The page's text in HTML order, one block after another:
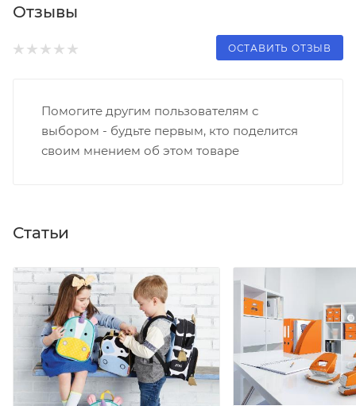
Отзывы
ОСТАВИТЬ ОТЗЫВ
Помогите другим пользователям с
выбором - будьте первым, кто поделится
своим мнением об этом товаре
Статьи